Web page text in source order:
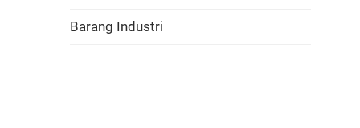
Barang Industri